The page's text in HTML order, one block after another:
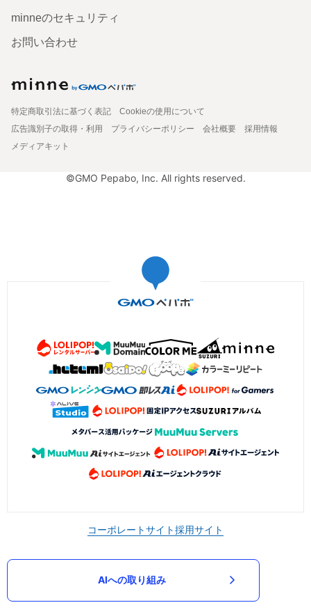
minneのセキュリティ
お問い合わせ
特定商取引法に基づく表記
Cookieの使用について
広告識別子の取得・利用
プライバシーポリシー 会社概要
採用情報
メディアキット
©GMO Pepabo, Inc. All rights reserved.
コーポレートサイト採用サイト
AIへの取り組み